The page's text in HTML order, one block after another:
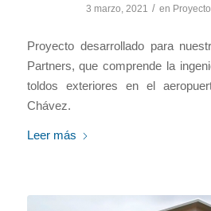
3 marzo, 2021 / en
Proyecto desarrollado para
Partners, que comprende la
toldos exteriores en el
Chávez.
Leer más